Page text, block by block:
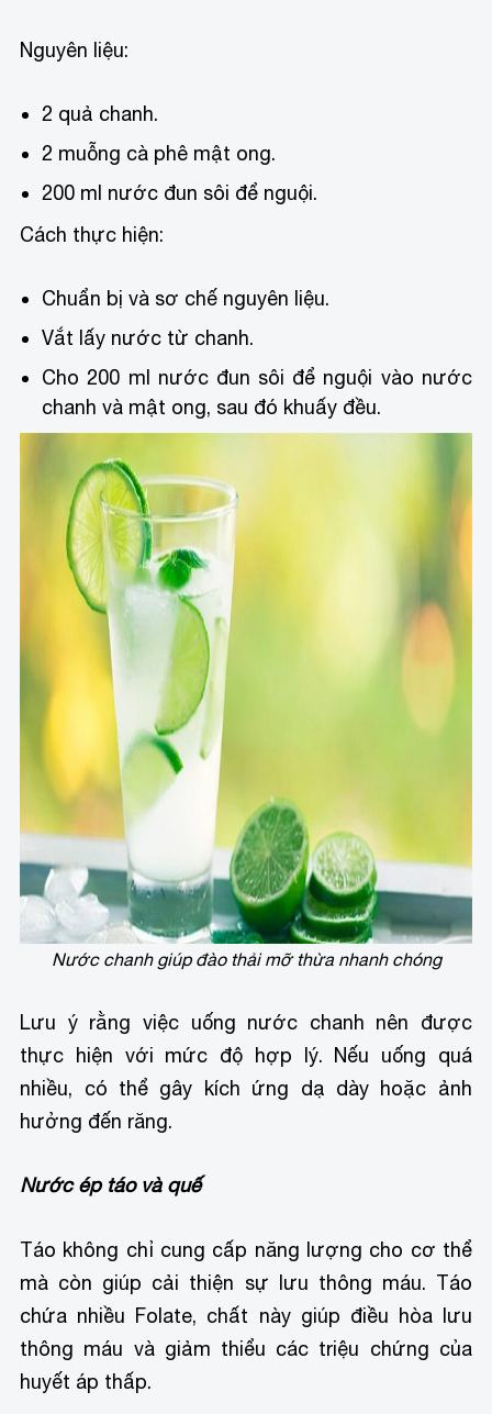
Nguyên liệu:
2 quả chanh.
2 muỗng cà phê mật ong.
200 ml nước đun sôi để nguội.
Cách thực hiện:
Chuẩn bị và sơ chế nguyên liệu.
Vắt lấy nước từ chanh.
Cho 200 ml nước đun sôi để nguội vào nước
chanh và mật ong, sau đó khuấy đều.
Nước chanh giúp đào thải mỡ thừa nhanh chóng
Lưu ý rằng việc uống nước chanh nên được
thực hiện với mức độ hợp lý. Nếu uống quá
nhiều, có thể gây kích ứng dạ dày hoặc ảnh
hưởng đến răng.
Nước ép táo và quế
Táo không chỉ cung cấp năng lượng cho cơ thể
mà còn giúp cải thiện sự lưu thông máu. Táo
chứa nhiều Folate, chất này giúp điều hòa lưu
thông máu và giảm thiểu các triệu chứng của
huyết áp thấp.